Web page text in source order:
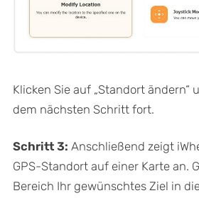
Klicken Sie auf „Standort ändern“
dem nächsten Schritt fort.
Schritt 3: Anschließend zeigt
GPS-Standort auf einer Karte an.
Bereich Ihr gewünschtes Ziel in